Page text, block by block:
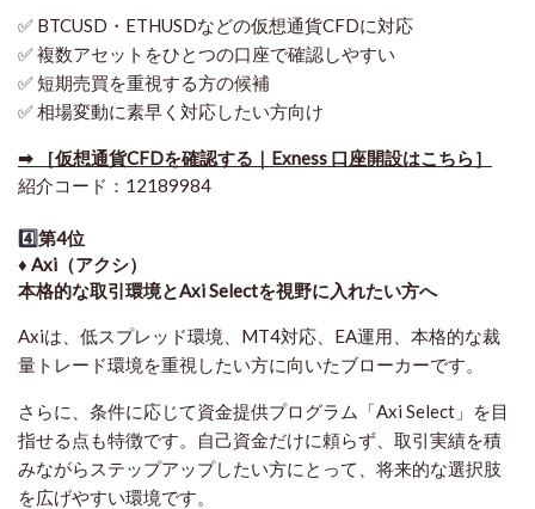
✅ BTCUSD・ETHUSDなどの仮想通貨CFDに対応
✅ 複数アセットをひとつの口座で確認しやすい
✅ 短期売買を重視する方の候補
✅ 相場変動に素早く対応したい方向け
➡ ［仮想通貨CFDを確認する｜Exness 口座開設はこちら］
紹介コード：12189984
4️⃣第4位
♦️ Axi（アクシ）
本格的な取引環境とAxi Selectを視野に入れたい方へ
Axiは、低スプレッド環境、MT4対応、EA運用、本格的な裁
量トレード環境を重視したい方に向いたブローカーです。
さらに、条件に応じて資金提供プログラム「Axi Select」を目
指せる点も特徴です。自己資金だけに頼らず、取引実績を積
みながらステップアップしたい方にとって、将来的な選択肢
を広げやすい環境です。